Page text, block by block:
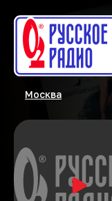
Москва